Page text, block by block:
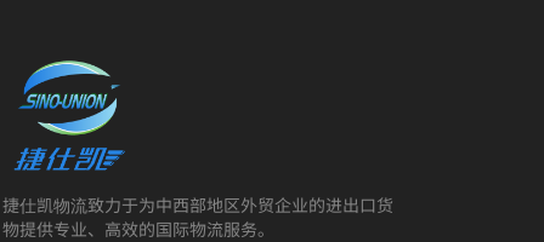
捷仕凯物流致力于为中西部地区外贸企业的进出口货
物提供专业、高效的国际物流服务。